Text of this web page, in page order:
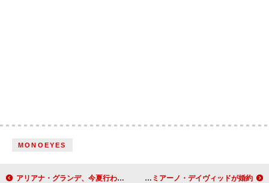
MONOEYES
アリアナ・グランデ、今夏行われる6年ぶりツアーについて語る「本当に楽しみ」 ダヴ・キャメロン＆マネスキンのダミアーノ・デイヴィッドが婚約